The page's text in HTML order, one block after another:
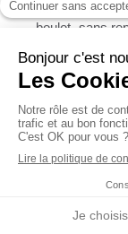
fierté, il a
boulot, sans
burn out
surtout ton
Et c’est là
récupération
Pas celle qui
, à
as trop